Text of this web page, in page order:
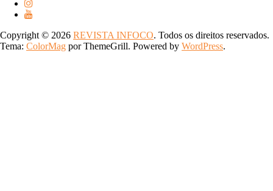
Copyright © 2026 REVISTA INFOCO. Todos os direitos reservados.
Tema: ColorMag por ThemeGrill. Powered by WordPress.